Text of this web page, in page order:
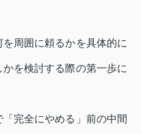
周囲に頼るかを具体的に
を検討する際の第一歩に
完全にやめる」前の中間